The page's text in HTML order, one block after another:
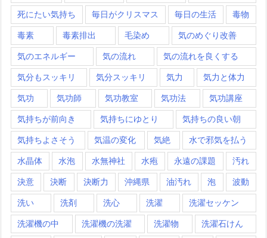
死にたい気持ち 毎日がクリスマス 毎日の生活 毒物
毒素 毒素排出 毛染め 気のめぐり改善
気のエネルギー 気の流れ 気の流れを良くする
気分もスッキリ 気分スッキリ 気力 気力と体力
気功 気功師 気功教室 気功法 気功講座
気持ちが前向き 気持ちにゆとり 気持ちの良い朝
気持ちよさそう 気温の変化 気絶 水で邪気を払う
水晶体 水泡 水無神社 水疱 永遠の課題 汚れ
決意 決断 決断力 沖縄県 油汚れ 泡 波動
洗い 洗剤 洗心 洗濯 洗濯セッケン
洗濯機の中 洗濯機の洗濯 洗濯物 洗濯石けん